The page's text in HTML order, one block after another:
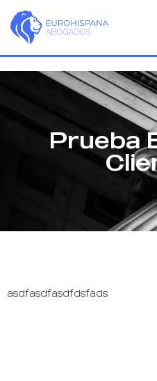
Prueba
asdfasdfasdfdsfads